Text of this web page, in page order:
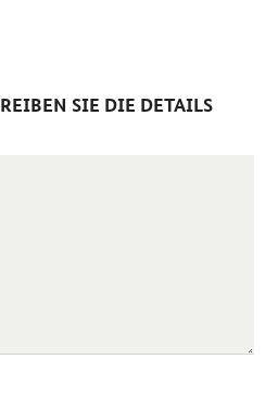
SIE DIE DETAILS